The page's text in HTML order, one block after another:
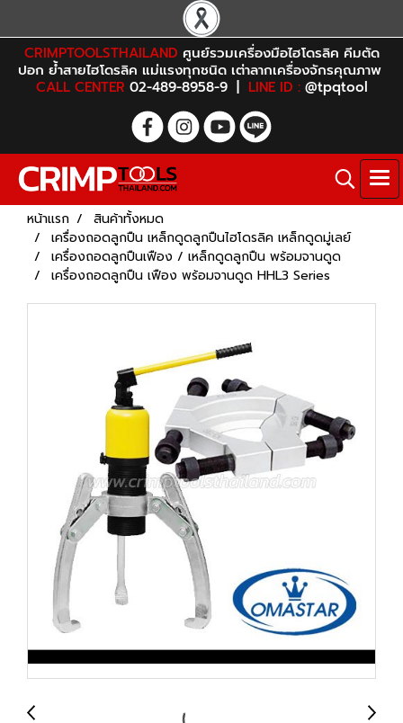
CRIMPTOOLSTHAILAND ศูนย์รวมเครื่องมือไฮโดรลิค คีมตัด
ปอก ย้ำสายไฮโดรลิค แม่แรงทุกชนิด เต่าลากเครื่องจักรคุณภาพ
CALL CENTER 02-489-8958-9 | LINE ID :@tpqtool
หน้าแรก
สินค้าทั้งหมด
เครื่องถอดลูกปืน เหล็กดูดลูกปืนไฮโดรลิค เหล็กดูดมู่เลย์
เครื่องถอดลูกปืนเฟือง / เหล็กดูดลูกปืน พร้อมจานดูด
เครื่องถอดลูกปืน เฟือง พร้อมจานดูด HHL3 Series